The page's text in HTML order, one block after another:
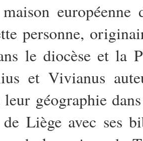
personne,
le diocèse et la
et Vivianus
géographie
Liège avec ses